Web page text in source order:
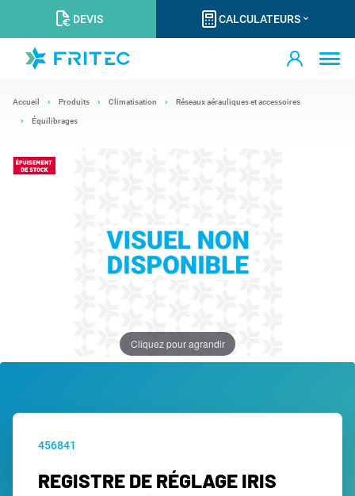
DEVIS CALCULATEURS
Accueil Produits Climatisation Réseaux aérauliques et accessoires
Équilibrages
Cliquez pour agrandir
456841
REGISTRE DE RÉGLAGE IRIS